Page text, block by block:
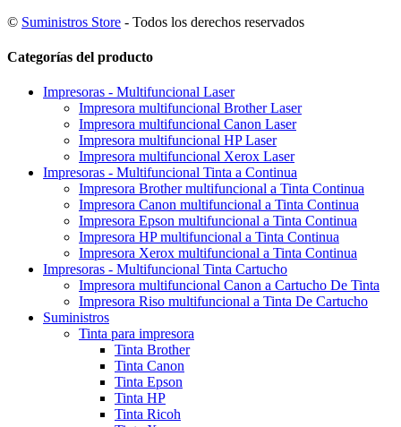
© Suministros Store - Todos los derechos reservados
Categorías del producto
Impresoras - Multifuncional Laser
Impresora multifuncional Brother Laser
Impresora multifuncional Canon Laser
Impresora multifuncional HP Laser
Impresora multifuncional Xerox Laser
Impresoras - Multifuncional Tinta a Continua
Impresora Brother multifuncional a Tinta Continua
Impresora Canon multifuncional a Tinta Continua
Impresora Epson multifuncional a Tinta Continua
Impresora HP multifuncional a Tinta Continua
Impresora Xerox multifuncional a Tinta Continua
Impresoras - Multifuncional Tinta Cartucho
Impresora multifuncional Canon a Cartucho De Tinta
Impresora Riso multifuncional a Tinta De Cartucho
Suministros
Tinta para impresora
Tinta Brother
Tinta Canon
Tinta Epson
Tinta HP
Tinta Ricoh